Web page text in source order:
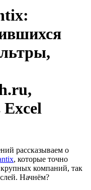
Excel
рассказываем о
, которые точно
компаний, так
Начнём?